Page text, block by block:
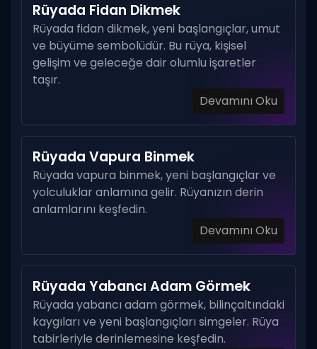
Rüyada Fidan Dikmek
Rüyada fidan dikmek, yeni başlangıçlar, umut
ve büyüme sembolüdür. Bu rüya, kişisel
gelişim ve geleceğe dair olumlu işaretler
taşır.
Devamını Oku
Rüyada Vapura Binmek
Rüyada vapura binmek, yeni başlangıçlar ve
yolculuklar anlamına gelir. Rüyanızın derin
anlamlarını keşfedin.
Devamını Oku
Rüyada Yabancı Adam Görmek
Rüyada yabancı adam görmek, bilinçaltındaki
kaygıları ve yeni başlangıçları simgeler. Rüya
tabirleriyle derinlemesine keşfedin.